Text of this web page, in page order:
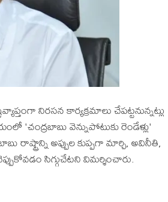
నిరసన కార్యక్రమాలు చేపట్టనున్నట్లు
'చంద్రబాబు వెన్నుపోటుకు రెండేళ్లు'
అప్పుల కుప్పగా మార్చి, అవినీతి,
సిగ్గుచేటని విమర్శించారు.